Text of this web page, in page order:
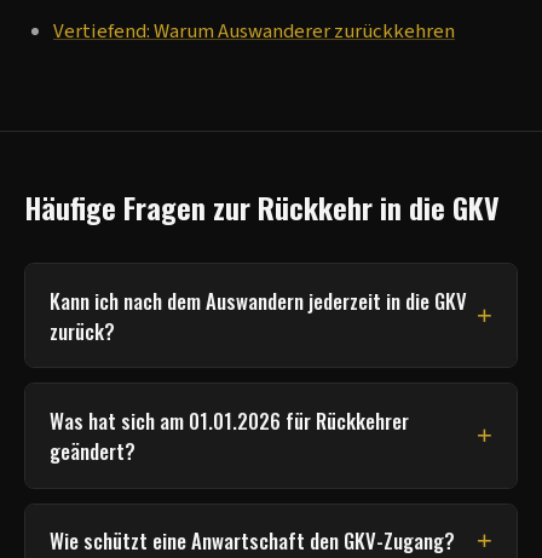
Vertiefend: Warum Auswanderer zurückkehren
Häufige Fragen zur Rückkehr in die GKV
Kann ich nach dem Auswandern jederzeit in die GKV
zurück?
+
Nein. Die Rückkehr setzt voraus, dass durch die Tätigkeit
oder den Status in Deutschland wieder eine
Versicherungspflicht entsteht, etwa durch
sozialversicherungspflichtige Beschäftigung,
Arbeitslosigkeit mit Leistungsbezug oder
Familienversicherung. Wer nur einen Wohnsitz nimmt und
Was hat sich am 01.01.2026 für Rückkehrer
geändert?
+
Mit dem Gesetz zur Befugniserweiterung und
Entbürokratisierung in der Pflege wurde § 6 SGB V um
Wie schützt eine Anwartschaft den GKV-Zugang? +